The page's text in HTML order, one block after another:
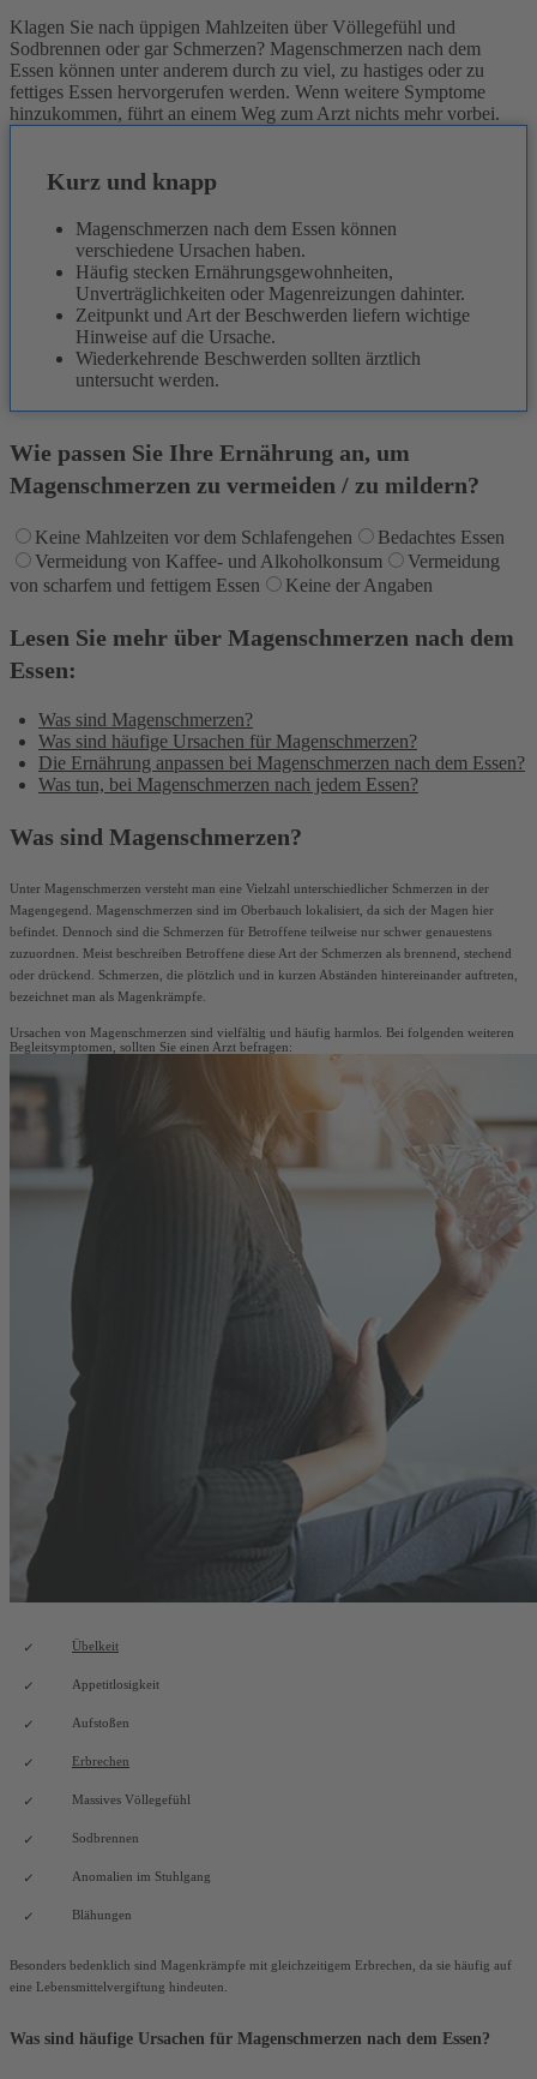
Klagen Sie nach üppigen Mahlzeiten über Völlegefühl und
Sodbrennen oder gar Schmerzen? Magenschmerzen nach dem
Essen können unter anderem durch zu viel, zu hastiges oder zu
fettiges Essen hervorgerufen werden. Wenn weitere Symptome
hinzukommen, führt an einem Weg zum Arzt nichts mehr vorbei.
Kurz und knapp
Magenschmerzen nach dem Essen können
verschiedene Ursachen haben.
Häufig stecken Ernährungsgewohnheiten,
Unverträglichkeiten oder Magenreizungen dahinter.
Zeitpunkt und Art der Beschwerden liefern wichtige
Hinweise auf die Ursache.
Wiederkehrende Beschwerden sollten ärztlich
untersucht werden.
Wie passen Sie Ihre Ernährung an, um
Magenschmerzen zu vermeiden / zu mildern?
Keine Mahlzeiten vor dem Schlafengehen
Bedachtes Essen
Vermeidung von Kaffee- und Alkoholkonsum
Vermeidung
von scharfem und fettigem Essen
Keine der Angaben
Lesen Sie mehr über Magenschmerzen nach dem
Essen:
Was sind Magenschmerzen?
Was sind häufige Ursachen für Magenschmerzen?
Die Ernährung anpassen bei Magenschmerzen nach dem Essen?
Was tun, bei Magenschmerzen nach jedem Essen?
Was sind Magenschmerzen?
Unter Magenschmerzen versteht man eine Vielzahl unterschiedlicher Schmerzen in der
Magengegend. Magenschmerzen sind im Oberbauch lokalisiert, da sich der Magen hier
befindet. Dennoch sind die Schmerzen für Betroffene teilweise nur schwer genauestens
zuzuordnen. Meist beschreiben Betroffene diese Art der Schmerzen als brennend, stechend
oder drückend. Schmerzen, die plötzlich und in kurzen Abständen hintereinander auftreten,
bezeichnet man als Magenkrämpfe.
Ursachen von Magenschmerzen sind vielfältig und häufig harmlos. Bei folgenden weiteren
Begleitsymptomen, sollten Sie einen Arzt befragen:
Übelkeit
Appetitlosigkeit
Aufstoßen
Erbrechen
Massives Völlegefühl
Sodbrennen
Anomalien im Stuhlgang
Blähungen
Besonders bedenklich sind Magenkrämpfe mit gleichzeitigem Erbrechen, da sie häufig auf
eine Lebensmittelvergiftung hindeuten.
Was sind häufige Ursachen für Magenschmerzen nach dem Essen?